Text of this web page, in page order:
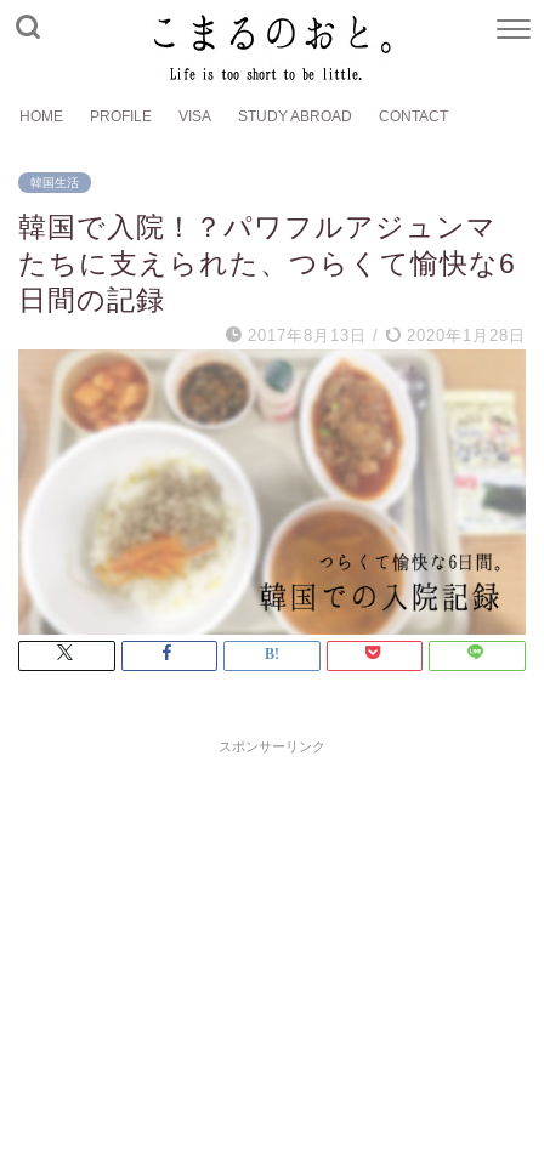
HOME PROFILE VISA STUDY ABROAD CONTACT
韓国生活
韓国で入院！？パワフルアジュンマ
たちに支えられた、つらくて愉快な6
日間の記録
2017年8月13日 / 2020年1月28日
スポンサーリンク